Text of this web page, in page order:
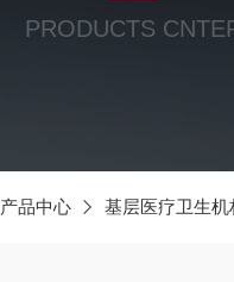
PRODUCTS
产品中心 基层医疗卫生